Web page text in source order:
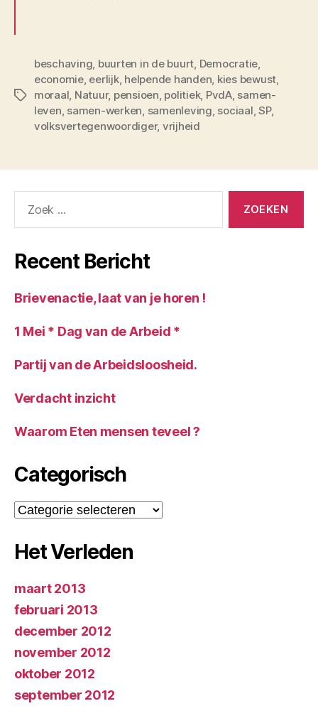
Tags
beschaving, buurten in de buurt, Democratie,
economie, eerlijk, helpende handen, kies bewust,
moraal, Natuur, pensioen, politiek, PvdA, samen-
leven, samen-werken, samenleving, sociaal,SP,
volksvertegenwoordiger, vrijheid
naar:
Recent Bericht
Brievenactie, laat van je horen !
1 Mei * Dag van de Arbeid *
Partij van de Arbeidsloosheid.
Verdacht inzicht
Waarom Eten mensen teveel ?
Categorisch
Categorisch
Het Verleden
maart 2013
februari 2013
december 2012
november 2012
oktober 2012
september 2012